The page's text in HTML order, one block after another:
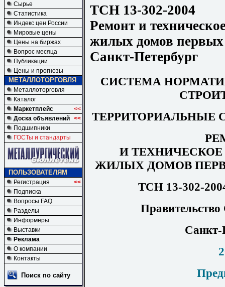
Сырье
Статистика
Индекс цен России
Мировые цены
Цены на биржах
Вопрос месяца
Публикации
Цены и прогнозы
МЕТАЛЛОТОРГОВЛЯ
Металлоторговля
Каталог
Маркетплейс
<<
Доска объявлений <<
Подшипники
ГОСТы и стандарты
ПОЛЬЗОВАТЕЛЯМ
Регистрация
<<
Подписка
Вопросы FAQ
Разделы
Информеры
Выставки
Реклама
О компании
Контакты
Поиск по сайту
ТСН 13-302-2004
Ремонт и
жилых домов первых
Санкт-Петербург
СИСТЕМА
ТЕРРИТОРИАЛЬНЫЕ
И
ЖИЛЫХ ДОМОВ
ТСН 13-302-
Санкт-